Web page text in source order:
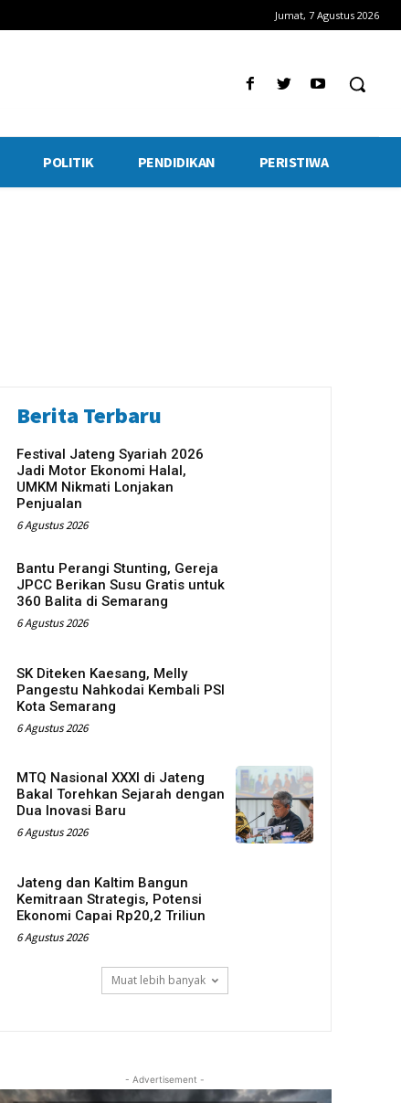
Jumat, 7 Agustus 2026
POLITIK PENDIDIKAN PERISTIWA
Berita Terbaru
Festival Jateng Syariah 2026
Jadi Motor Ekonomi Halal,
UMKM Nikmati Lonjakan
Penjualan
6 Agustus 2026
Bantu Perangi Stunting, Gereja
JPCC Berikan Susu Gratis untuk
360 Balita di Semarang
6 Agustus 2026
SK Diteken Kaesang, Melly
Pangestu Nahkodai Kembali PSI
Kota Semarang
6 Agustus 2026
MTQ Nasional XXXI di Jateng
Bakal Torehkan Sejarah dengan
Dua Inovasi Baru
6 Agustus 2026
Jateng dan Kaltim Bangun
Kemitraan Strategis, Potensi
Ekonomi Capai Rp20,2 Triliun
6 Agustus 2026
Muat lebih banyak
- Advertisement -